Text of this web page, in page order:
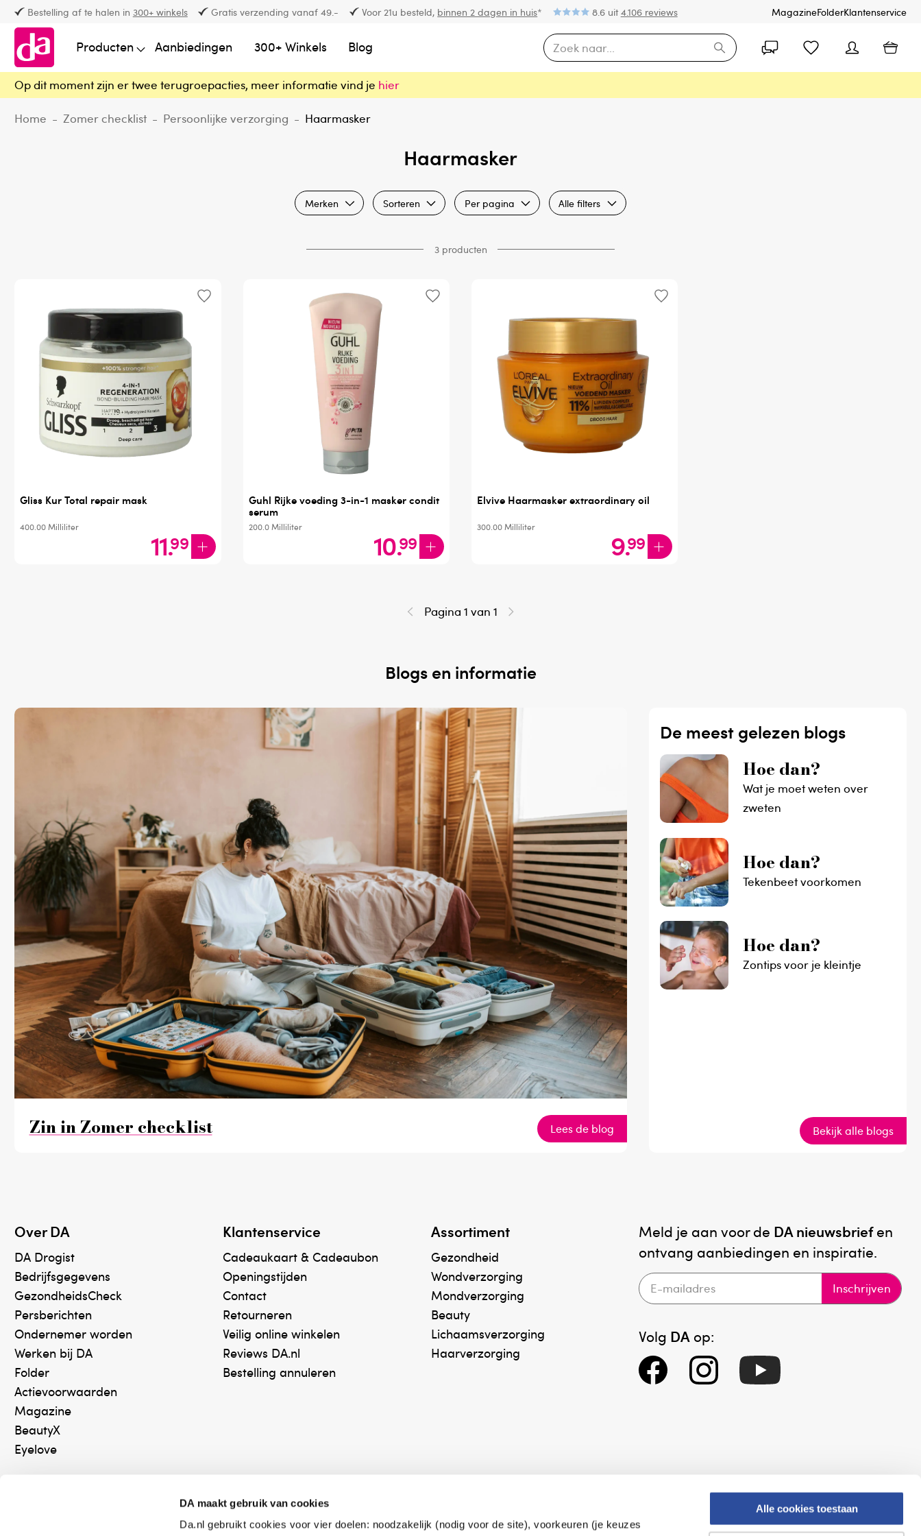
DA maakt gebruik van cookies
Da.nl gebruikt cookies voor vier doelen: noodzakelijk (nodig voor de site), voorkeuren (je keuzes
Alle cookies toestaan
Bestelling af te halen in 300+ winkels Gratis verzending vanaf 49.- Voor 21u besteld, binnen 2 dagen in huis* 8.6 uit4.106 reviews MagazineFolderKlantenservice
Producten Aanbiedingen 300+ Winkels Blog
Op dit moment zijn er twee terugroepacties, meer informatie vind je hier
Home - Zomer checklist - Persoonlijke verzorging - Haarmasker
Haarmasker
Merken Sorteren Per pagina Alle filters
3 producten
Gliss Kur Total repair mask
400.00Milliliter 11.99
Guhl Rijke voeding 3-in-1 masker condit
serum
200.0 Milliliter 10.99
Elvive Haarmasker extraordinary oil
300.00Milliliter 9.99
Pagina 1 van 1
Blogs en informatie
Zin in Zomer checklist Lees de blog
De meest gelezen blogs
Hoe dan?
Wat je moet weten over
zweten
Hoe dan?
Tekenbeet voorkomen
Hoe dan?
Zontips voor je kleintje
Bekijk alle blogs
Over DA
DA Drogist
Bedrijfsgegevens
GezondheidsCheck
Persberichten
Ondernemer worden
Werken bij DA
Folder
Actievoorwaarden
Magazine
BeautyX
Eyelove
Klantenservice
Cadeaukaart & Cadeaubon
Openingstijden
Contact
Retourneren
Veilig online winkelen
Reviews DA.nl
Bestelling annuleren
Assortiment
Gezondheid
Wondverzorging
Mondverzorging
Beauty
Lichaamsverzorging
Haarverzorging
Meld je aan voor de DA nieuwsbriefen
ontvang aanbiedingen en inspiratie.
Inschrijven
Volg DA op: